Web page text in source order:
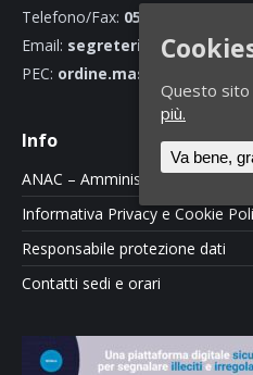
Telefono/Fax: 0585 70466
Email:
PEC:
Info
ANAC – Amministrazione
Informativa Privacy e Cookie
Responsabile protezione dati
Contatti sedi e orari
Questo sito
più.
Va bene,